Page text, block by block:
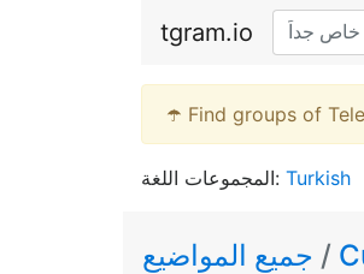
tgram.io
☂️ Find groups of
المجموعات اللغة: Turkish
/